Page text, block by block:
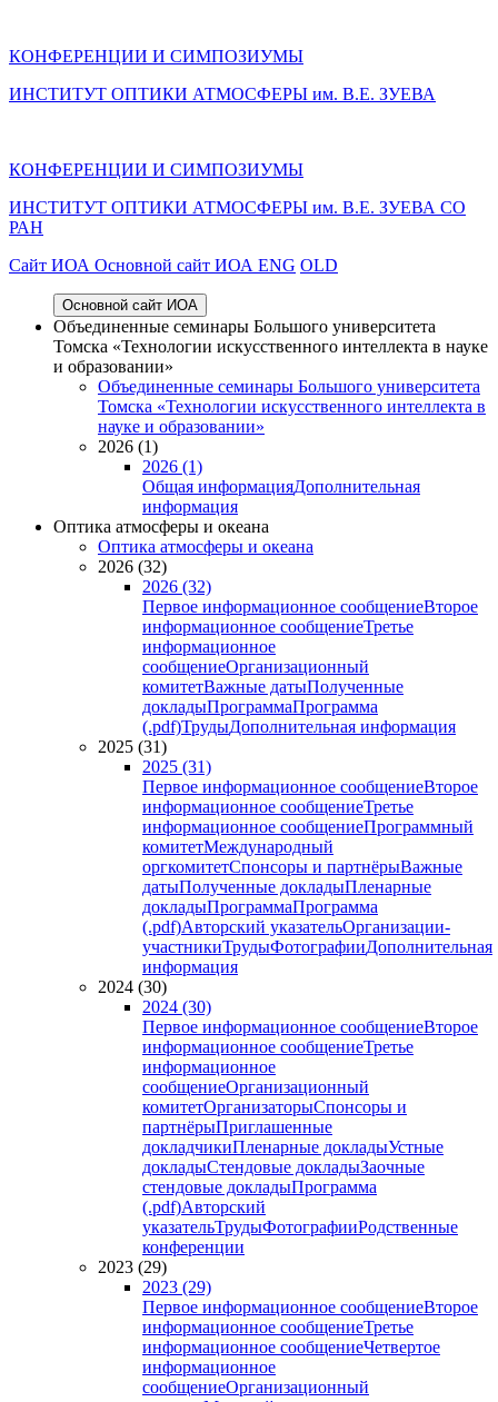
КОНФЕРЕНЦИИ И СИМПОЗИУМЫ
ИНСТИТУТ ОПТИКИ АТМОСФЕРЫ им. В.Е. ЗУЕВА
КОНФЕРЕНЦИИ И СИМПОЗИУМЫ
ИНСТИТУТ ОПТИКИ АТМОСФЕРЫ им. В.Е. ЗУЕВА СО
РАН
Cайт ИОА Основной сайт ИОА ENG OLD
Основной сайт ИОА
Объединенные семинары Большого университета
Томска «Технологии искусственного интеллекта в науке
и образовании»
Объединенные семинары Большого университета
Томска «Технологии искусственного интеллекта в
науке и образовании»
2026 (1)
2026 (1)
Общая информацияДополнительная
информация
Оптика атмосферы и океана
Оптика атмосферы и океана
2026 (32)
2026 (32)
Первое информационное сообщениеВторое
информационное сообщениеТретье
информационное
сообщениеОрганизационный
комитетВажные датыПолученные
докладыПрограммаПрограмма
(.pdf)ТрудыДополнительная информация
2025 (31)
2025 (31)
Первое информационное сообщениеВторое
информационное сообщениеТретье
информационное сообщениеПрограммный
комитетМеждународный
оргкомитетСпонсоры и партнёрыВажные
датыПолученные докладыПленарные
докладыПрограммаПрограмма
(.pdf)Авторский указательОрганизации-
участникиТрудыФотографииДополнительная
информация
2024 (30)
2024 (30)
Первое информационное сообщениеВторое
информационное сообщениеТретье
информационное
сообщениеОрганизационный
комитетОрганизаторыСпонсоры и
партнёрыПриглашенные
докладчикиПленарные докладыУстные
докладыСтендовые докладыЗаочные
стендовые докладыПрограмма
(.pdf)Авторский
указательТрудыФотографииРодственные
конференции
2023 (29)
2023 (29)
Первое информационное сообщениеВторое
информационное сообщениеТретье
информационное сообщениеЧетвертое
информационное
сообщениеОрганизационный